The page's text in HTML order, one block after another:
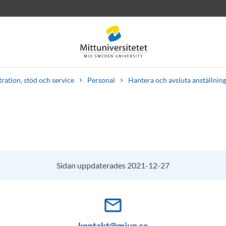
stöd och service Personal Hantera och avsluta
Sidan uppdaterades 2021-12-27
mail_outline